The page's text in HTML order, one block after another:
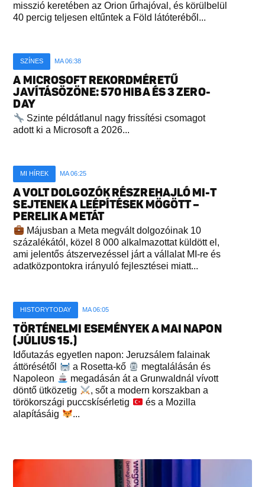
misszió keretében az Orion űrhajóval, és körülbelül
40 percig teljesen eltűntek a Föld látóteréből...
SZÍNES MA 06:38
A MICROSOFT REKORDMÉRETŰ
JAVÍTÁSÖZÖNE: 570 HIBA ÉS 3 ZERO-
DAY
Szinte példátlanul nagy frissítési csomagot
adott ki a Microsoft a 2026...
MI HÍREK MA 06:25
A VOLT DOLGOZÓK RÉSZREHAJLÓ MI-T
SEJTENEK A LEÉPÍTÉSEK MÖGÖTT –
PERELIK A METÁT
Májusban a Meta megvált dolgozóinak 10
százalékától, közel 8 000 alkalmazottat küldött el,
ami jelentős átszervezéssel járt a vállalat MI-re és
adatközpontokra irányuló fejlesztései miatt...
HISTORYTODAY MA 06:05
TÖRTÉNELMI ESEMÉNYEK A MAI NAPON
(JÚLIUS 15.)
Időutazás egyetlen napon: Jeruzsálem falainak
áttörésétől
a Rosetta-kő
megtalálásán és
Napoleon
megadásán át a Grunwaldnál vívott
döntő ütközetig
, sőt a modern korszakban a
törökországi puccskísérletig
és a Mozilla
alapításáig
...